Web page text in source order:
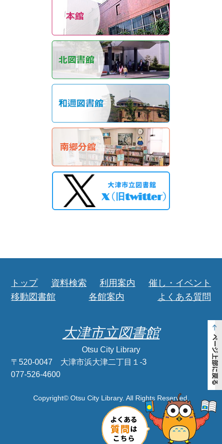
トップ 資料検索 利用案内
催し・イベント
移動図書館
各館案内 よくある質問
大津市立図書館
Otsu City Library
〒520-0047 大津市浜大津二丁目１-3
077-526-4600
Copyright© Otsu City Library. All Rights Reserved.